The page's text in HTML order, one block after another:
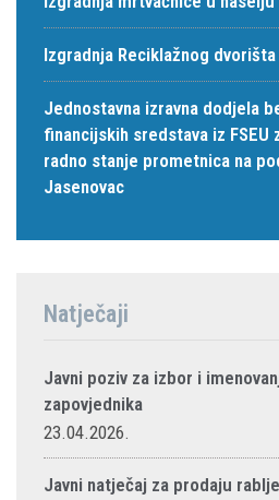
Izgradnja Reciklažnog
Jednostavna izravna dodjela
financijskih sredstava iz FSEU
radno stanje prometnica na
Jasenovac
Natječaji
Javni poziv za izbor i
zapovjednika
23.04.2026.
Javni natječaj za prodaju